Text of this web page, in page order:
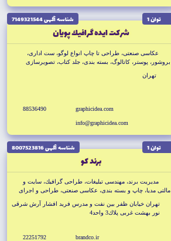
توان 1 شناسه آگهى 7149321544
شركت ايده گرافيك پويان
عكاسى صنعتى، طراحى تا چاپ انواع لوگو، ست ادارى،
بروشور، پوستر، كاتالوگ، بسته بندى، جلد كتاب، تصويرسازى
نمايشگاهى با برنامه هاى سه بعدى، بنر و فلكسى، هداياى
تهران
graphicidea.com
info@graphicidea.com
88536490
توان 1 شناسه آگهى 8007523816
برند كو
مديريت برند، مهندسى تبليغات، طراحى گرافيك، سايت و
مالتى مديا، چاپ و بسته بندى، عكاسى صنعتى، طراحى و اجراى
آموزشى
تهران خيابان ظفر بين نفت و مدرس فريد افشار آرش شرقى
نور بهشت غربى پلاك3 واحد4
brandco.ir
22251792